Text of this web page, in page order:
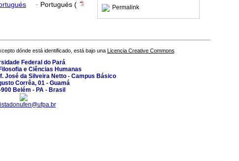
Permalink
· Portugués (
dónde está identificado, está bajo una Licencia Creative Commons
Federal do Pará
e Ciências Humanas
José da Silveira Netto - Campus Básico
Corrêa, 01 - Guamá
Belém - PA - Brasil